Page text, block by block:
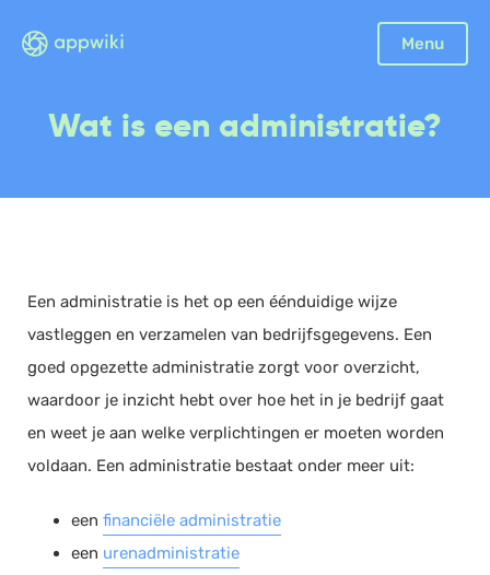
Menu
Sluiten
Facturatie
Declaraties
Scan en herken
Urenregistratie
Documentmanagement
Projectmanagement
Wat is een administratie?
Een administratie is het op een éénduidige wijze
vastleggen en verzamelen van bedrijfsgegevens. Een
goed opgezette administratie zorgt voor overzicht,
waardoor je inzicht hebt over hoe het in je bedrijf gaat
en weet je aan welke verplichtingen er moeten worden
voldaan. Een administratie bestaat onder meer uit:
een financiële administratie
een urenadministratie